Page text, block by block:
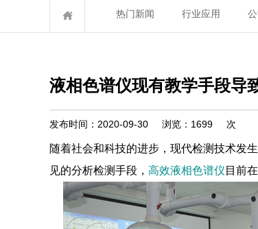
热门新闻 行业应用
液相色谱仪现有教学手段导
发布时间：2020-09-30 浏览： 1699 次
随着社会和科技的进步，现代检测技术发
见的分析检测手段， 高效液相色谱仪 目前